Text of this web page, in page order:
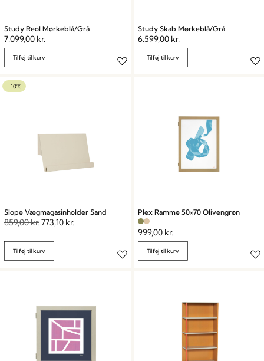
Study Reol Mørkeblå/Grå
7.099,00 kr.
Tilføj til kurv
Study Skab Mørkeblå/Grå
6.599,00 kr.
Tilføj til kurv
-10%
Slope Vægmagasinholder Sand
859,00kr.773,10 kr.
Tilføj til kurv
Plex Ramme 50×70 Olivengrøn
999,00 kr.
Tilføj til kurv